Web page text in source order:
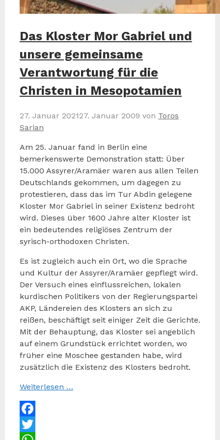
Das Kloster Mor Gabriel und
unsere gemeinsame
Verantwortung für die
Christen in Mesopotamien
27. Januar 202127. Januar 2009 von Toros
Sarian
Am 25. Januar fand in Berlin eine
bemerkenswerte Demonstration statt: Über
15.000 Assyrer/Aramäer waren aus allen Teilen
Deutschlands gekommen, um dagegen zu
protestieren, dass das im Tur Abdin gelegene
Kloster Mor Gabriel in seiner Existenz bedroht
wird. Dieses über 1600 Jahre alter Kloster ist
ein bedeutendes religiöses Zentrum der
syrisch-orthodoxen Christen.
Es ist zugleich auch ein Ort, wo die Sprache
und Kultur der Assyrer/Aramäer gepflegt wird.
Der Versuch eines einflussreichen, lokalen
kurdischen Politikers von der Regierungspartei
AKP, Ländereien des Klosters an sich zu
reißen, beschäftigt seit einiger Zeit die Gerichte.
Mit der Behauptung, das Kloster sei angeblich
auf einem Grundstück errichtet worden, wo
früher eine Moschee gestanden habe, wird
zusätzlich die Existenz des Klosters bedroht.
Weiterlesen …
Facebook